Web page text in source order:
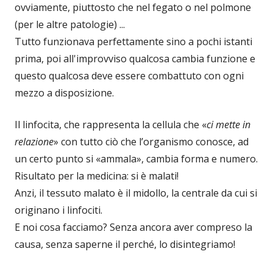
ovviamente, piuttosto che nel fegato o nel polmone
(per le altre patologie) ...
Tutto funzionava perfettamente sino a pochi istanti
prima, poi all'improvviso qualcosa cambia funzione e
questo qualcosa deve essere combattuto con ogni
mezzo a disposizione.
Il linfocita, che rappresenta la cellula che «ci mette in
relazione» con tutto ciò che l’organismo conosce, ad
un certo punto si «ammala», cambia forma e numero.
Risultato per la medicina: si è malati!
Anzi, il tessuto malato è il midollo, la centrale da cui si
originano i linfociti.
E noi cosa facciamo? Senza ancora aver compreso la
causa, senza saperne il perché, lo disintegriamo!